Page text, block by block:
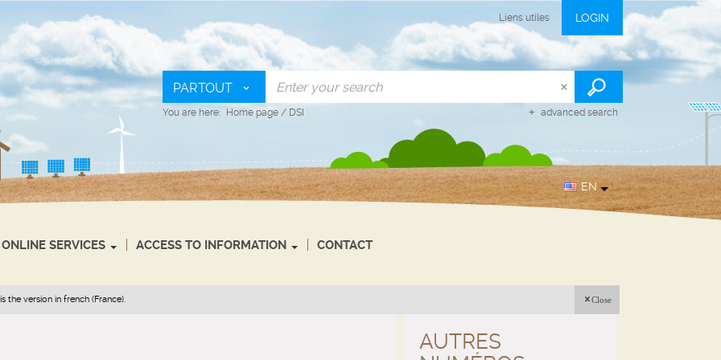
Liens utiles LOGIN
PARTOUT
advanced search
You are here: Home page / DSI
EN
ONLINE SERVICES ACCESS TO INFORMATION CONTACT
the version in french (France). Close
AUTRES